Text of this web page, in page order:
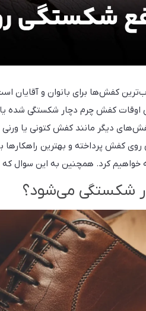
کفش‌ها برای بانوان و آقایان
اوقات کفش چرم دچار شکستگی شده
دیگر مانند کفش کتونی یا
کفش پرداخته و بهترین
خواهیم کرد. همچنین به این سوال
شکستگی می‌شود؟